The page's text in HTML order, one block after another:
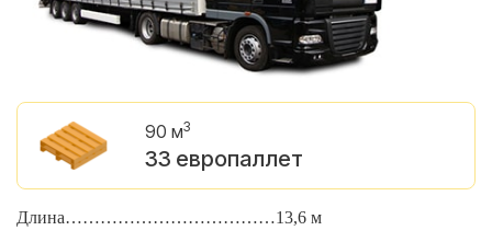
90 м3
33 европаллет
Длина………………………………13,6 м